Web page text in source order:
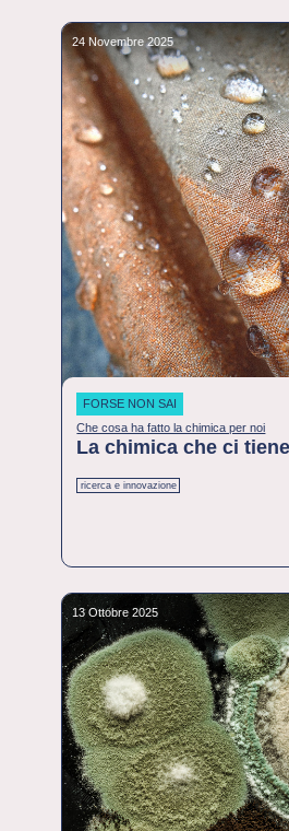
24 Novembre 2025
FORSE NON SAI
Che cosa ha fatto la chimica per noi
La chimica che ci
ricerca e innovazione
13 Ottobre 2025